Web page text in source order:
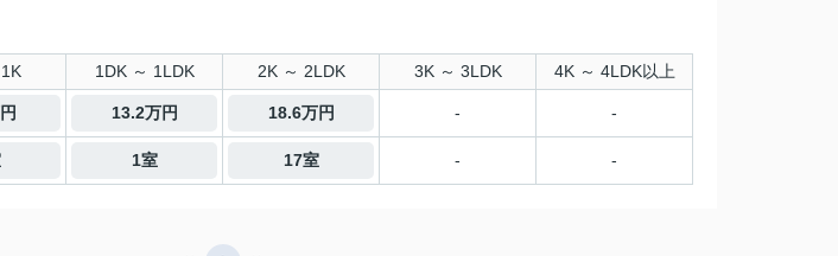
1DK ～ 1LDK 2K ～ 2LDK 3K ～ 3LDK 4K ～ 4LDK以上
13.2万円 18.6万円 - -
1室 17室 - -